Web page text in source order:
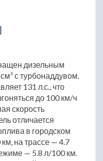
дизельным
с турбонаддувом.
131 л.с., что
до 100 км/ч
скорость
отличается
в городском
на трассе — 4.7
— 5.8 л/100 км.